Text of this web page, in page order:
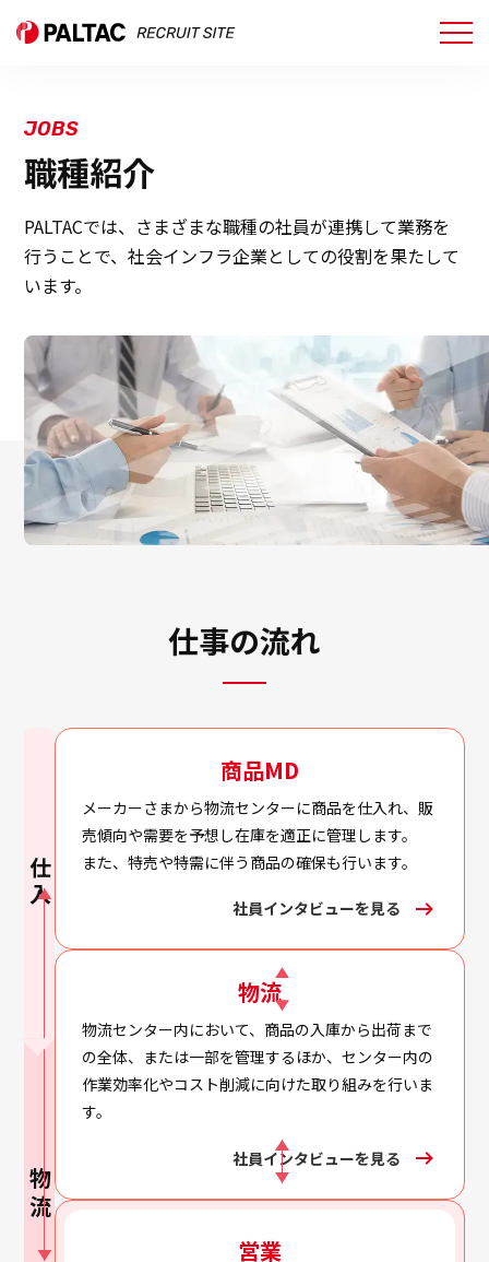
PALTACについて
PALTACの仕事
働く環境
働く環境
採用情報
JOBS
職種紹介
PALTACでは、さまざまな職種の社員が連携して業務を
行うことで、社会インフラ企業としての役割を果たして
います。
仕事の流れ
仕入
物流
商品MD
メーカーさまから物流センターに商品を仕入れ、販
売傾向や需要を予想し在庫を適正に管理します。
また、特売や特需に伴う商品の確保も行います。
社員インタビューを見る
物流
物流センター内において、商品の入庫から出荷まで
の全体、または一部を管理するほか、センター内の
作業効率化やコスト削減に向けた取り組みを行いま
す。
社員インタビューを見る
営業